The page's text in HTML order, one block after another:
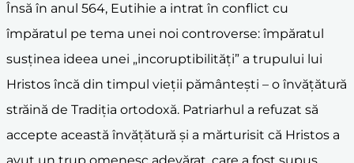
Însă în anul 564, Eutihie a intrat în conflict cu
împăratul pe tema unei noi controverse: împăratul
susținea ideea unei „incoruptibilități” a trupului lui
Hristos încă din timpul vieții pământești – o învățătură
străină de Tradiția ortodoxă. Patriarhul a refuzat să
accepte această învățătură și a mărturisit că Hristos a